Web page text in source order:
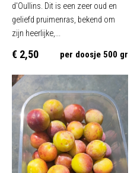
d'Oullins. Dit is een zeer oud en
geliefd pruimenras, bekend om
zijn heerlijke,...
€ 2,50 per doosje 500 gr